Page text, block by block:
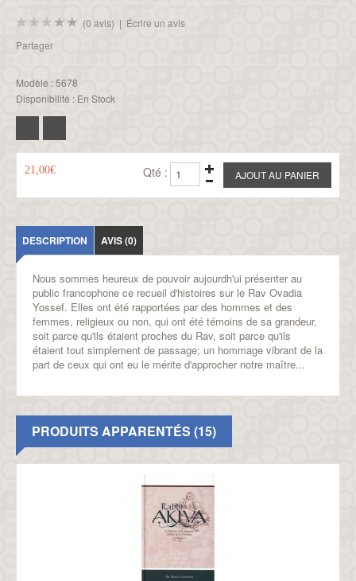
(0 avis) | Écrire un avis
Partager
Modèle :5678
Disponibilité : En Stock
21,00€ Qté :
DESCRIPTION AVIS (0)
Nous sommes heureux de pouvoir aujourdh'ui présenter au
public francophone ce recueil d'histoires sur le Rav Ovadia
Yossef. Elles ont été rapportées par des hommes et des
femmes, religieux ou non, qui ont été témoins de sa grandeur,
soit parce qu'ils étaient proches du Rav, soit parce qu'ils
étaient tout simplement de passage; un hommage vibrant de la
part de ceux qui ont eu le mérite d'approcher notre maître...
PRODUITS APPARENTÉS (15)